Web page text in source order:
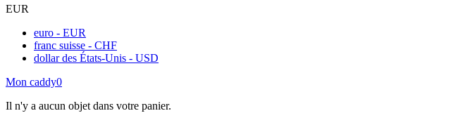
EUR
euro - EUR
franc suisse - CHF
dollar des États-Unis - USD
Mon caddy0
Il n'y a aucun objet dans votre panier.